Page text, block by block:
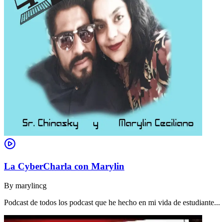
La CyberCharla con Marylin
By marylincg
Podcast de todos los podcast que he hecho en mi vida de